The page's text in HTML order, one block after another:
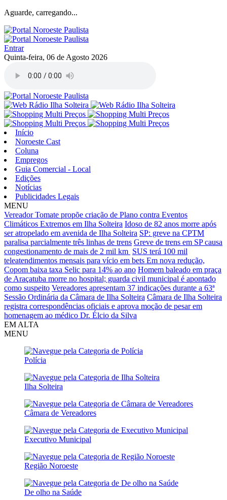
Aguarde, carregando...
Entrar
Quinta-feira, 06 de Agosto 2026
Início
Noroeste Cast
Coluna
Empregos
Guia Comercial - Local
Edições
Notícias
Publicidades Legais
MENU
Vereador Tomate propõe criação de Plano contra Eventos
Climáticos Extremos em Ilha Solteira Idoso de 82 anos morre após
ser atropelado em avenida de Ilha Solteira SP: greve na CPTM
paralisa parcialmente três linhas de trens Greve de trens em SP causa
congestionamento de mais de 2 mil km SUS terá 100 mil
teleatendimentos mensais para vício em bets Em nova redução,
Copom baixa taxa Selic para 14% ao ano Homem baleado em praça
de Araçatuba morre no hospital; guarda civil municipal é apontado
como suspeito Vereadores apresentam 37 indicações durante a 63ª
Sessão Ordinária da Câmara de Ilha Solteira Câmara de Ilha Solteira
registra correspondências oficiais e aprova moção de pesar em
homenagem ao médico Dr. Élcio da Silva
EM ALTA
MENU
Polícia
Ilha Solteira
Câmara de Vereadores
Executivo Municipal
Região Noroeste
De olho na Saúde